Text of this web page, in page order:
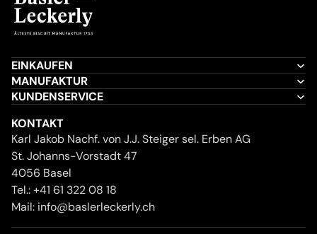
EINKAUFEN
MANUFAKTUR
KUNDENSERVICE
KONTAKT
Karl Jakob Nachf. von J.J. Steiger sel. Erben AG
St. Johanns-Vorstadt 47
4056 Basel
Tel.:+41 61 322 08 18
Mail: info@baslerleckerly.ch